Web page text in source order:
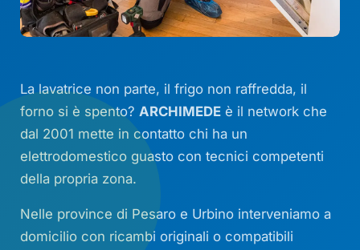
La lavatrice non parte, il frigo non raffredda, il
forno si è spento? ARCHIMEDE è il network che
dal 2001 mette in contatto chi ha un
elettrodomestico guasto con tecnici competenti
della propria zona.
Nelle province di Pesaro e Urbino interveniamo a
domicilio con ricambi originali o compatibili